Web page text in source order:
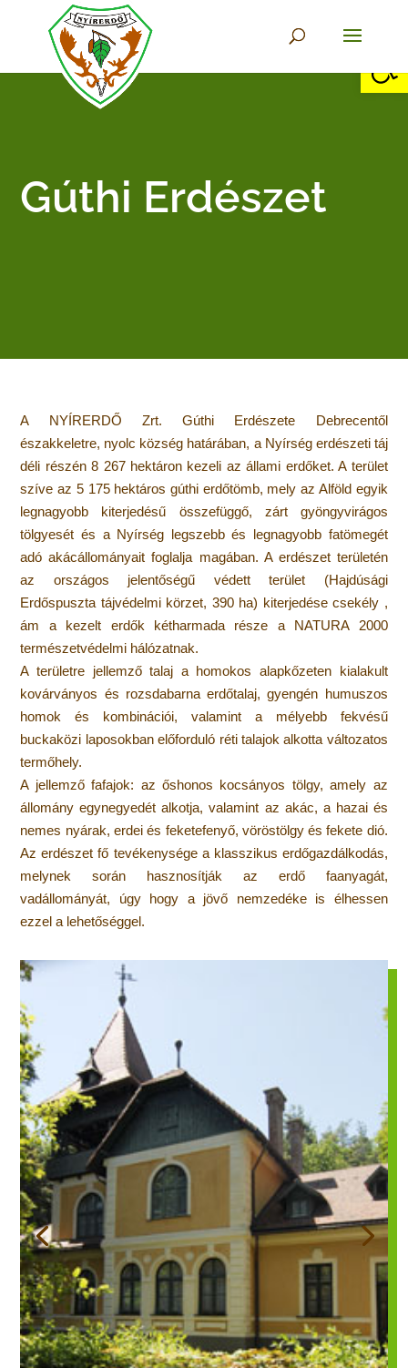
Gúthi Erdészet
A NYÍRERDŐ Zrt. Gúthi Erdészete Debrecentől
északkeletre, nyolc község határában, a Nyírség erdészeti táj
déli részén 8 267 hektáron kezeli az állami erdőket. A terület
szíve az 5 175 hektáros gúthi erdőtömb, mely az Alföld egyik
legnagyobb kiterjedésű összefüggő, zárt gyöngyvirágos
tölgyesét és a Nyírség legszebb és legnagyobb fatömegét
adó akácállományait foglalja magában. A erdészet területén
az országos jelentőségű védett terület (Hajdúsági
Erdőspuszta tájvédelmi körzet, 390 ha) kiterjedése csekély ,
ám a kezelt erdők kétharmada része a NATURA 2000
természetvédelmi hálózatnak.
A területre jellemző talaj a homokos alapkőzeten kialakult
kovárványos és rozsdabarna erdőtalaj, gyengén humuszos
homok és kombinációi, valamint a mélyebb fekvésű
buckaközi laposokban előforduló réti talajok alkotta változatos
termőhely.
A jellemző fafajok: az őshonos kocsányos tölgy, amely az
állomány egynegyedét alkotja, valamint az akác, a hazai és
nemes nyárak, erdei és feketefenyő, vöröstölgy és fekete dió.
Az erdészet fő tevékenysége a klasszikus erdőgazdálkodás,
melynek során hasznosítják az erdő faanyagát,
vadállományát, úgy hogy a jövő nemzedéke is élhessen
ezzel a lehetőséggel.